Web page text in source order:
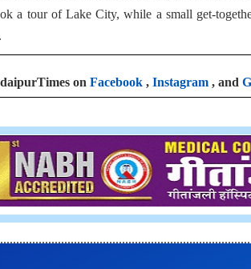
a tour of Lake City, while a small get-
on Facebook , Instagram , and